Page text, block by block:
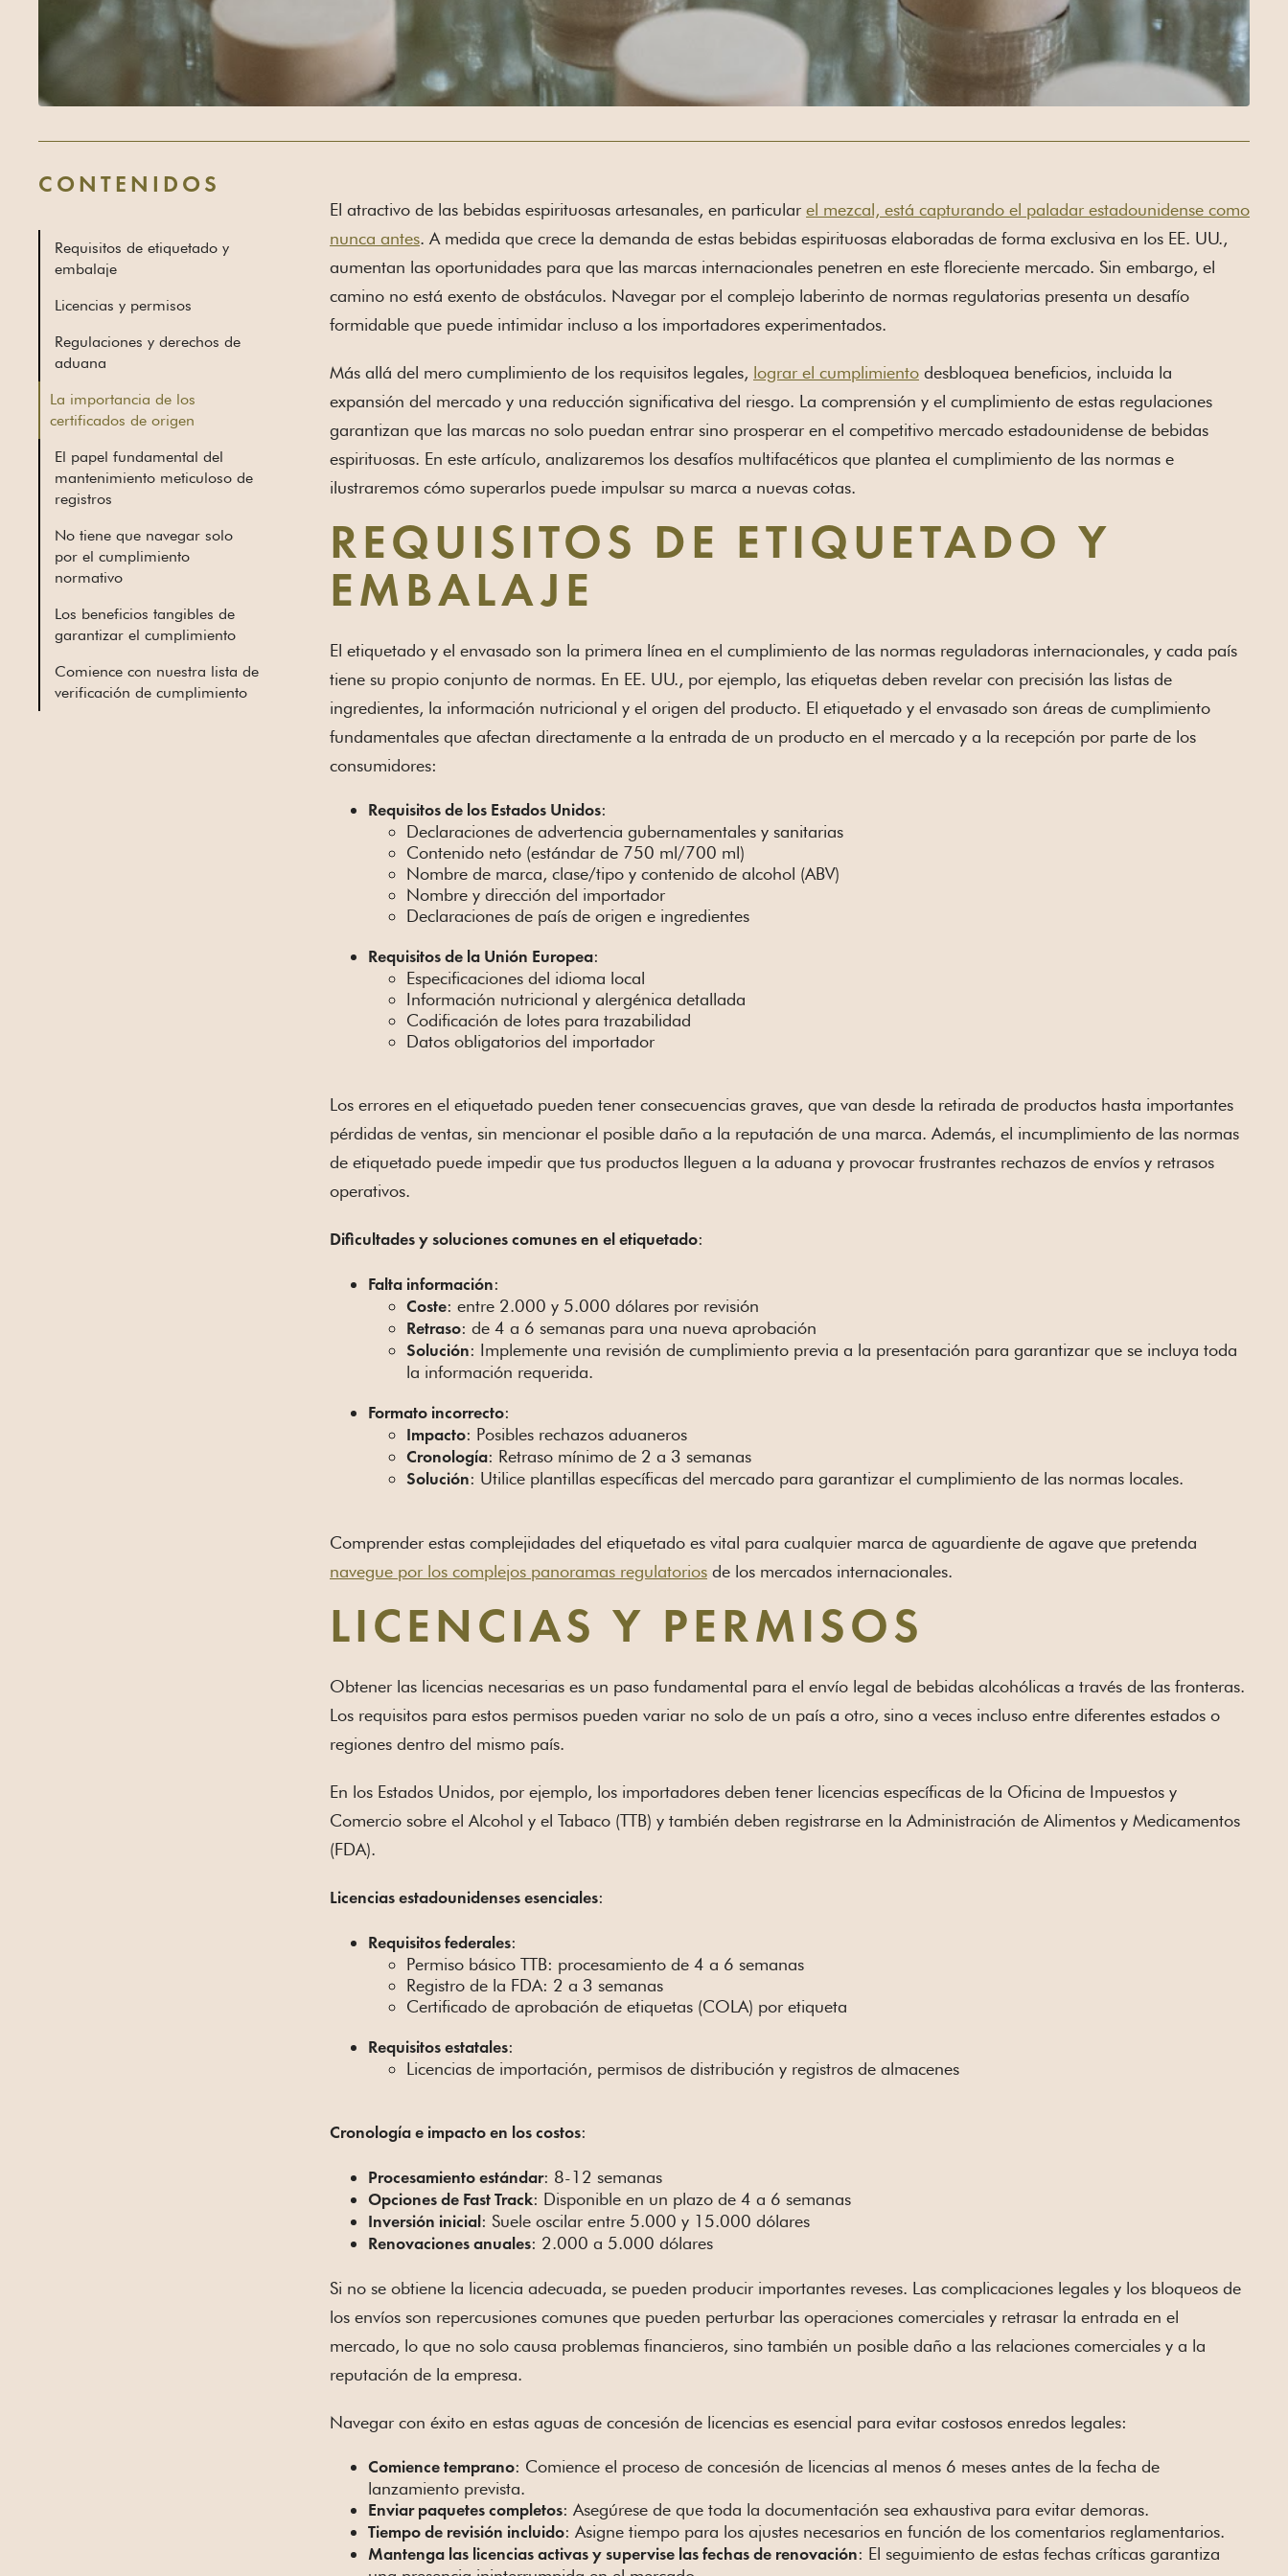
CONTENIDOS
Requisitos de etiquetado y
embalaje
Licencias y permisos
Regulaciones y derechos de
aduana
La importancia de los
certificados de origen
El papel fundamental del
mantenimiento meticuloso de
registros
No tiene que navegar solo
por el cumplimiento
normativo
Los beneficios tangibles de
garantizar el cumplimiento
Comience con nuestra lista de
verificación de cumplimiento
El atractivo de las bebidas espirituosas artesanales, en particular el mezcal, está capturando el paladar estadounidense como
nunca antes. A medida que crece la demanda de estas bebidas espirituosas elaboradas de forma exclusiva en los EE. UU.,
aumentan las oportunidades para que las marcas internacionales penetren en este floreciente mercado. Sin embargo, el
camino no está exento de obstáculos. Navegar por el complejo laberinto de normas regulatorias presenta un desafío
formidable que puede intimidar incluso a los importadores experimentados.
Más allá del mero cumplimiento de los requisitos legales, lograr el cumplimiento desbloquea beneficios, incluida la
expansión del mercado y una reducción significativa del riesgo. La comprensión y el cumplimiento de estas regulaciones
garantizan que las marcas no solo puedan entrar sino prosperar en el competitivo mercado estadounidense de bebidas
espirituosas. En este artículo, analizaremos los desafíos multifacéticos que plantea el cumplimiento de las normas e
ilustraremos cómo superarlos puede impulsar su marca a nuevas cotas.
REQUISITOS DE ETIQUETADO Y
EMBALAJE
El etiquetado y el envasado son la primera línea en el cumplimiento de las normas reguladoras internacionales, y cada país
tiene su propio conjunto de normas. En EE. UU., por ejemplo, las etiquetas deben revelar con precisión las listas de
ingredientes, la información nutricional y el origen del producto. El etiquetado y el envasado son áreas de cumplimiento
fundamentales que afectan directamente a la entrada de un producto en el mercado y a la recepción por parte de los
consumidores:
Requisitos de los Estados Unidos:
Declaraciones de advertencia gubernamentales y sanitarias
Contenido neto (estándar de 750 ml/700 ml)
Nombre de marca, clase/tipo y contenido de alcohol (ABV)
Nombre y dirección del importador
Declaraciones de país de origen e ingredientes
Requisitos de la Unión Europea:
Especificaciones del idioma local
Información nutricional y alergénica detallada
Codificación de lotes para trazabilidad
Datos obligatorios del importador
Los errores en el etiquetado pueden tener consecuencias graves, que van desde la retirada de productos hasta importantes
pérdidas de ventas, sin mencionar el posible daño a la reputación de una marca. Además, el incumplimiento de las normas
de etiquetado puede impedir que tus productos lleguen a la aduana y provocar frustrantes rechazos de envíos y retrasos
operativos.
Dificultades y soluciones comunes en el etiquetado:
Falta información:
Coste: entre 2.000 y 5.000 dólares por revisión
Retraso: de 4 a 6 semanas para una nueva aprobación
Solución: Implemente una revisión de cumplimiento previa a la presentación para garantizar que se incluya toda
la información requerida.
Formato incorrecto:
Impacto: Posibles rechazos aduaneros
Cronología: Retraso mínimo de 2 a 3 semanas
Solución: Utilice plantillas específicas del mercado para garantizar el cumplimiento de las normas locales.
Comprender estas complejidades del etiquetado es vital para cualquier marca de aguardiente de agave que pretenda
navegue por los complejos panoramas regulatorios de los mercados internacionales.
LICENCIAS Y PERMISOS
Obtener las licencias necesarias es un paso fundamental para el envío legal de bebidas alcohólicas a través de las fronteras.
Los requisitos para estos permisos pueden variar no solo de un país a otro, sino a veces incluso entre diferentes estados o
regiones dentro del mismo país.
En los Estados Unidos, por ejemplo, los importadores deben tener licencias específicas de la Oficina de Impuestos y
Comercio sobre el Alcohol y el Tabaco (TTB) y también deben registrarse en la Administración de Alimentos y Medicamentos
(FDA).
Licencias estadounidenses esenciales:
Requisitos federales:
Permiso básico TTB: procesamiento de 4 a 6 semanas
Registro de la FDA: 2 a 3 semanas
Certificado de aprobación de etiquetas (COLA) por etiqueta
Requisitos estatales:
Licencias de importación, permisos de distribución y registros de almacenes
Cronología e impacto en los costos:
Procesamiento estándar: 8-12 semanas
Opciones de Fast Track: Disponible en un plazo de 4 a 6 semanas
Inversión inicial : Suele oscilar entre 5.000 y 15.000 dólares
Renovaciones anuales: 2.000 a 5.000 dólares
Si no se obtiene la licencia adecuada, se pueden producir importantes reveses. Las complicaciones legales y los bloqueos de
los envíos son repercusiones comunes que pueden perturbar las operaciones comerciales y retrasar la entrada en el
mercado, lo que no solo causa problemas financieros, sino también un posible daño a las relaciones comerciales y a la
reputación de la empresa.
Navegar con éxito en estas aguas de concesión de licencias es esencial para evitar costosos enredos legales:
Comience temprano: Comience el proceso de concesión de licencias al menos 6 meses antes de la fecha de
lanzamiento prevista.
Enviar paquetes completos: Asegúrese de que toda la documentación sea exhaustiva para evitar demoras.
Tiempo de revisión incluido: Asigne tiempo para los ajustes necesarios en función de los comentarios reglamentarios.
Mantenga las licencias activas y supervise las fechas de renovación: El seguimiento de estas fechas críticas garantiza